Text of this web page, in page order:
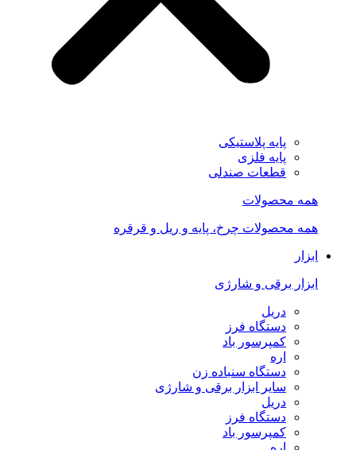
پایه پلاستیکی
پایه فلزی
قطعات صندلی
همه محصولات
همه محصولات چرخ، پایه و ریل و قرقره
ابزار
ابزار برقی و شارژی
دریل
دستگاه فرز
کمپرسور باد
اره
دستگاه سنباده زن
سایر ابزار برقی و شارژی
دریل
دستگاه فرز
کمپرسور باد
اره